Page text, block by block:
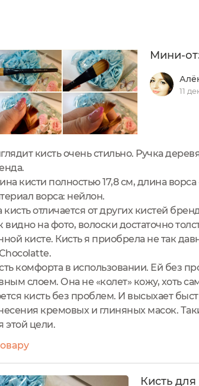
Мини-
11
кисть очень стильно. Ручка
кисти полностью 17,8 см, длина
ворса: нейлон.
кисть отличается от других кистей
видно на фото, волоски достаточно
кисте. Кисть я приобрела не так
комфорта в использовании. Ей без
слоем. Она не «колет» кожу, хоть
кисть без проблем. И высыхает
кремовых и глиняных масок.
этой цели.
Кисть